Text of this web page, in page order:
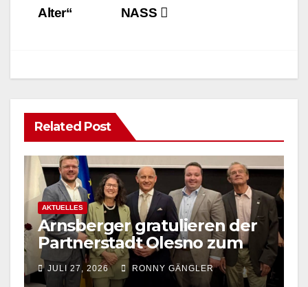
NASS
Alter“
Related Post
AKTUELLES
Arnsberger gratulieren der
Partnerstadt Olesno zum
800-jährigen Stadtjubiläum
JULI 27, 2026 RONNY GÄNGLER